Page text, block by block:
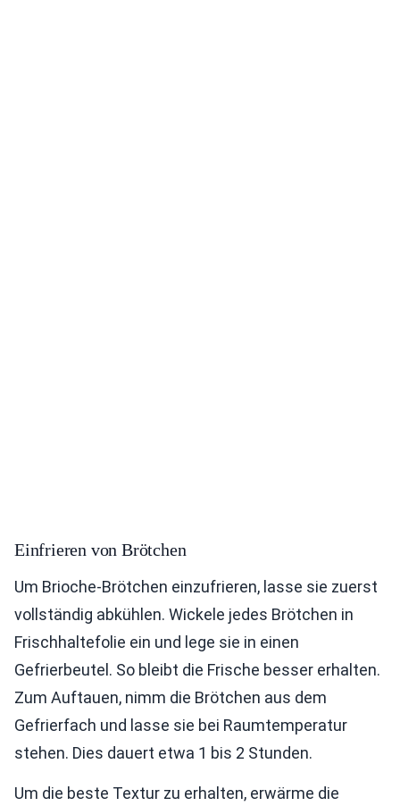
Einfrieren von Brötchen
Um Brioche-Brötchen einzufrieren, lasse sie zuerst
vollständig abkühlen. Wickele jedes Brötchen in
Frischhaltefolie ein und lege sie in einen
Gefrierbeutel. So bleibt die Frische besser erhalten.
Zum Auftauen, nimm die Brötchen aus dem
Gefrierfach und lasse sie bei Raumtemperatur
stehen. Dies dauert etwa 1 bis 2 Stunden.
Um die beste Textur zu erhalten, erwärme die